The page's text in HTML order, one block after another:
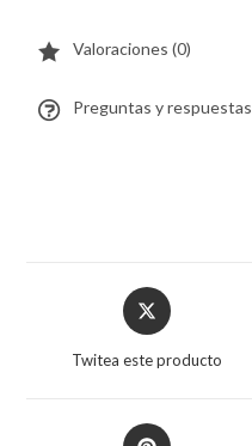
Valoraciones (0)
Preguntas y respuestas
Twitea este producto